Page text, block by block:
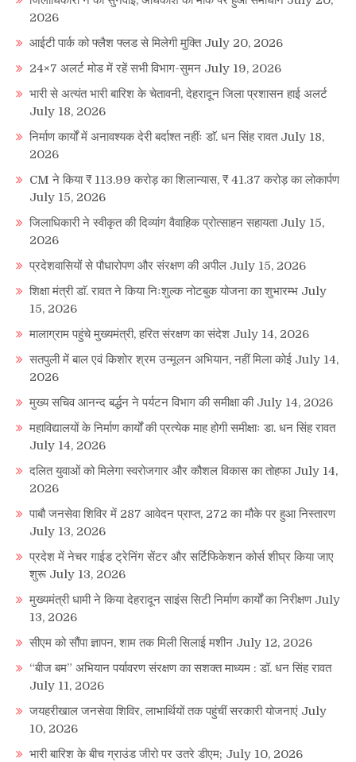
2026
आईटी पार्क को फ्लैश फ्लड से मिलेगी मुक्ति July 20, 2026
24×7 अलर्ट मोड में रहें सभी विभाग-सुमन July 19, 2026
भारी से अत्यंत भारी बारिश के चेतावनी, देहरादून जिला प्रशासन हाई अलर्ट
July 18, 2026
निर्माण कार्यों में अनावश्यक देरी बर्दाश्त नहींः डाॅ. धन सिंह रावत July 18,
2026
CM ने किया ₹ 113.99 करोड़ का शिलान्यास, ₹ 41.37 करोड़ का लोकार्पण
July 15, 2026
जिलाधिकारी ने स्वीकृत की दिव्यांग वैवाहिक प्रोत्साहन सहायता July 15,
2026
प्रदेशवासियों से पौधारोपण और संरक्षण की अपील July 15, 2026
शिक्षा मंत्री डाॅ. रावत ने किया निःशुल्क नोटबुक योजना का शुभारम्भ July
15, 2026
मालाग्राम पहुंचे मुख्यमंत्री, हरित संरक्षण का संदेश July 14, 2026
सतपुली में बाल एवं किशोर श्रम उन्मूलन अभियान, नहीं मिला कोई July 14,
2026
मुख्य सचिव आनन्द बर्द्धन ने पर्यटन विभाग की समीक्षा की July 14, 2026
महाविद्यालयों के निर्माण कार्यों की प्रत्येक माह होगी समीक्षाः डा. धन सिंह रावत
July 14, 2026
दलित युवाओं को मिलेगा स्वरोजगार और कौशल विकास का तोहफा July 14,
2026
पाबौ जनसेवा शिविर में 287 आवेदन प्राप्त, 272 का मौके पर हुआ निस्तारण
July 13, 2026
प्रदेश में नेचर गाईड ट्रेनिंग सेंटर और सर्टिफिकेशन कोर्स शीघ्र किया जाए
शुरू July 13, 2026
मुख्यमंत्री धामी ने किया देहरादून साइंस सिटी निर्माण कार्यों का निरीक्षण July
13, 2026
सीएम को सौंपा ज्ञापन, शाम तक मिली सिलाई मशीन July 12, 2026
“बीज बम” अभियान पर्यावरण संरक्षण का सशक्त माध्यम : डॉ. धन सिंह रावत
July 11, 2026
जयहरीखाल जनसेवा शिविर, लाभार्थियों तक पहुंचीं सरकारी योजनाएं July
10, 2026
भारी बारिश के बीच ग्राउंड जीरो पर उतरे डीएम; July 10, 2026